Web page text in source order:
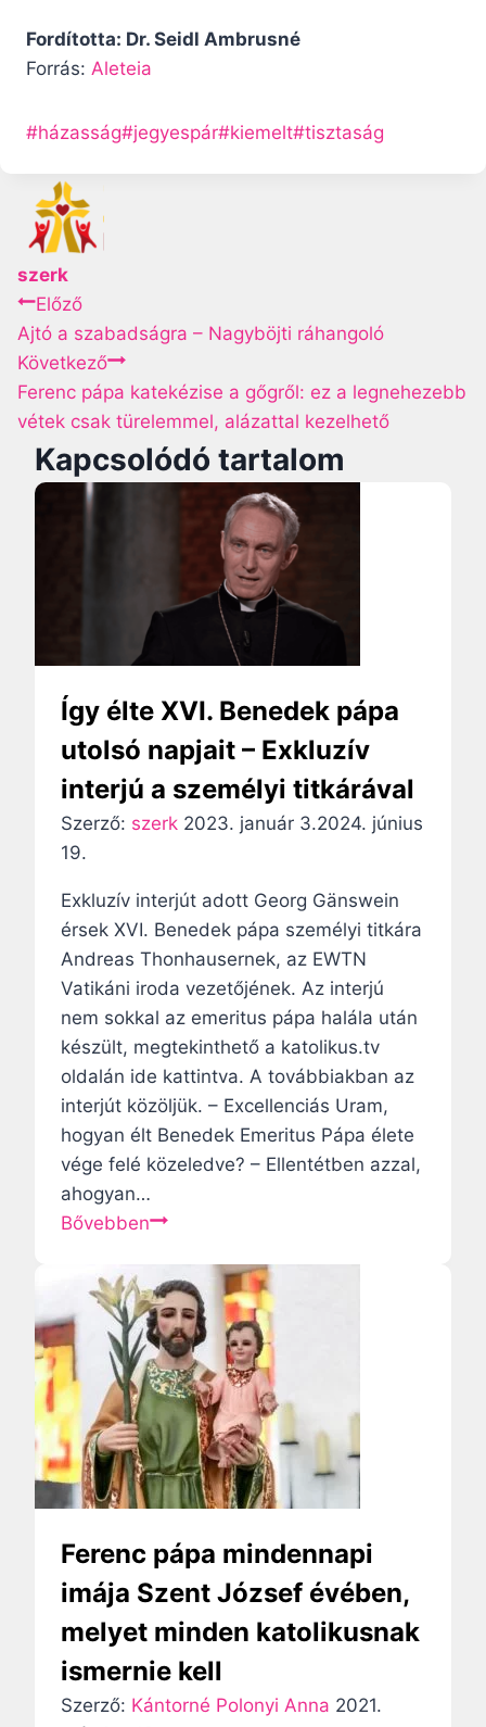
Fordította: Dr. Seidl Ambrusné
Forrás: Aleteia
P
T
a
g
s
:
#házasság#jegyespár#kiemelt#tisztaság
szerk
B
e
j
g
Előző
Ajtó a szabadságra – Nagyböjti ráhangoló
Következő
Ferenc pápa katekézise a gőgről: ez a legnehezebb
vétek csak türelemmel, alázattal kezelhető
Kapcsolódó tartalom
Így élte XVI. Benedek pápa
utolsó napjait – Exkluzív
interjú a személyi titkárával
Szerző: szerk 2023. január 3.2024. június
19.
Exkluzív interjút adott Georg Gänswein
érsek XVI. Benedek pápa személyi titkára
Andreas Thonhausernek, az EWTN
Vatikáni iroda vezetőjének. Az interjú
nem sokkal az emeritus pápa halála után
készült, megtekinthető a katolikus.tv
oldalán ide kattintva. A továbbiakban az
interjút közöljük. – Excellenciás Uram,
hogyan élt Benedek Emeritus Pápa élete
vége felé közeledve? – Ellentétben azzal,
ahogyan…
BővebbenÍ
y
é
l
t
e
X
V
I
.
B
e
n
e
d
e
Ferenc pápa mindennapi
imája Szent József évében,
melyet minden katolikusnak
ismernie kell
Szerző: Kántorné Polonyi Anna 2021.